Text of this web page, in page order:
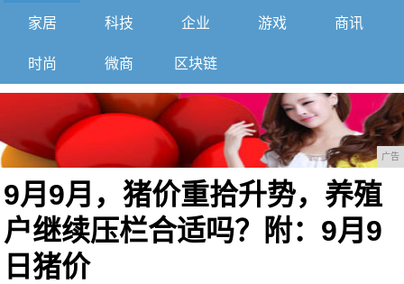
家居 科技 企业 游戏 商讯
时尚 微商 区块链
广告
9月9月，猪价重拾升势，养殖
户继续压栏合适吗？附：9月9
日猪价